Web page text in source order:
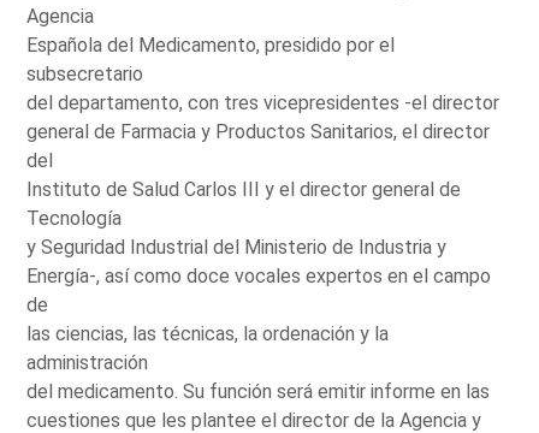
Agencia
Española del Medicamento, presidido por el
subsecretario
del departamento, con tres vicepresidentes -el director
general de Farmacia y Productos Sanitarios, el director
del
Instituto de Salud Carlos III y el director general de
Tecnología
y Seguridad Industrial del Ministerio de Industria y
Energía-, así como doce vocales expertos en el campo
de
las ciencias, las técnicas, la ordenación y la
administración
del medicamento. Su función será emitir informe en las
cuestiones que les plantee el director de la Agencia y